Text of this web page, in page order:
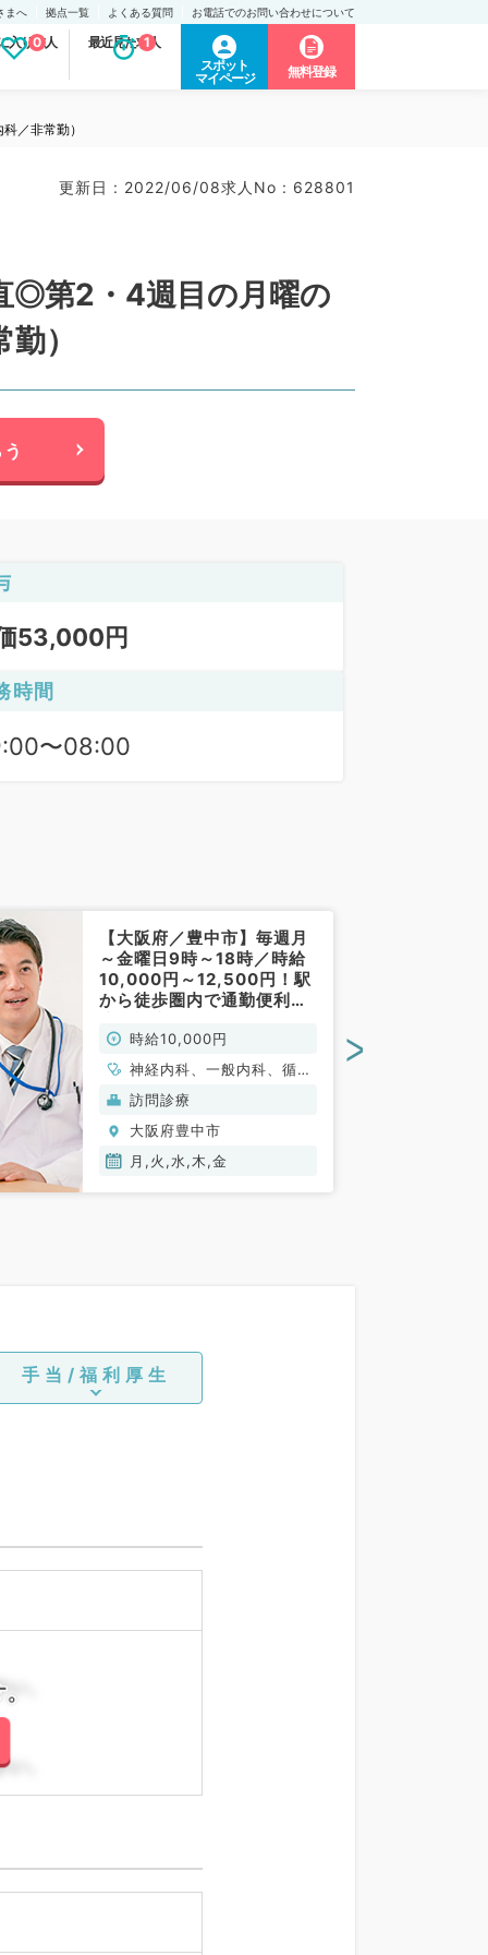
まへ 拠点一覧 よくある質問 お電話でのお問い合わせについて
入り求人
0 最近見た求人
1
スポット
マイページ
無料登録
／非常勤）
更新日 : 2022/06/08求人No : 628801
◎第2・4週目の月曜の
）
53,000円
時間
〜08:00
【大阪府／豊中市】毎週月
～金曜日9時～18時／時給
10,000円～12,500円！駅
から徒歩圏内で通勤便利◎
科系／非常勤）
時給10,000円
神経内科、一般内科、循環
器内科、呼吸器内科、消化
器内科、内分泌・代謝内
科、腎臓内科、老年内科、
血液内科、膠原病科
訪問診療
大阪府豊中市
月,火,水,木,金
>
手当/福利厚生
。
。